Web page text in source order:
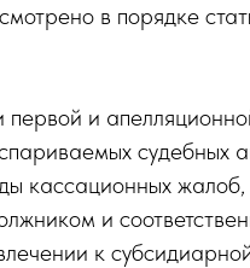
в порядке
и
судебных
кассационных жалоб,
и
к